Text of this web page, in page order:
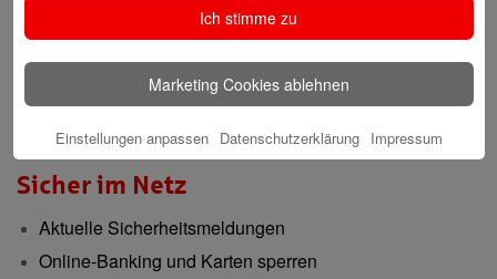
Verantwortungsvoll für die Menschen und die Region
Presse-Center
Aktuelle Meldungen
Sicher im Netz
Aktuelle Sicherheitsmeldungen
Online-Banking und Karten sperren
Ich stimme zu
Marketing Cookies ablehnen
Einstellungen anpassen Datenschutzerklärung Impressum